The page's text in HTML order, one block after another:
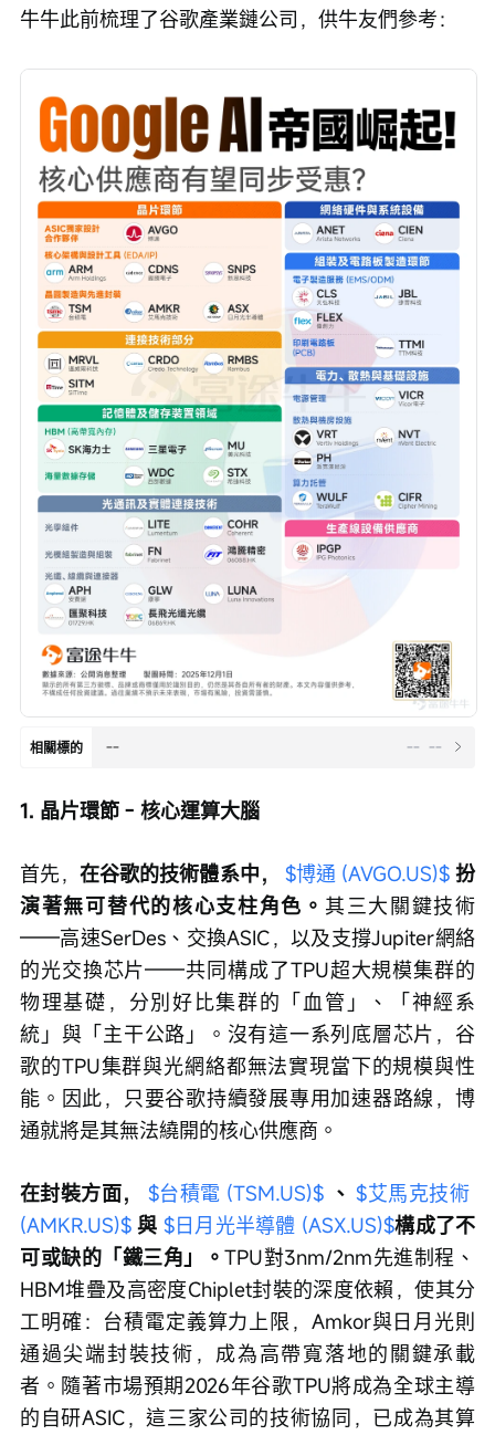
牛牛此前梳理了谷歌產業鏈公司，供牛友們參考：
相關標的 -- -- --
1. 晶片環節 - 核心運算大腦
首先，在谷歌的技術體系中， $博通 (AVGO.US)$ 扮
演著無可替代的核心支柱角色。 其三大關鍵技術
——高速SerDes、交換ASIC，以及支撐Jupiter網絡
的光交換芯片——共同構成了TPU超大規模集群的
物理基礎，分別好比集群的「血管」、「神經系
統」與「主干公路」。沒有這一系列底層芯片，谷
歌的TPU集群與光網絡都無法實現當下的規模與性
能。因此，只要谷歌持續發展專用加速器路線，博
通就將是其無法繞開的核心供應商。
在封裝方面， $台積電 (TSM.US)$ 、 $艾馬克技術
(AMKR.US)$ 與 $日月光半導體 (ASX.US)$構成了不
可或缺的「鐵三角」。TPU對3nm/2nm先進制程、
HBM堆疊及高密度Chiplet封裝的深度依賴，使其分
工明確：台積電定義算力上限，Amkor與日月光則
通過尖端封裝技術，成為高帶寬落地的關鍵承載
者。隨著市場預期2026年谷歌TPU將成為全球主導
的自研ASIC，這三家公司的技術協同，已成為其算